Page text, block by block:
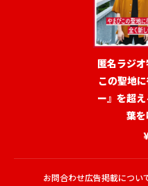
匿名ラジ
この聖地
ー』を超
葉を
お問合わせ広告掲載につい